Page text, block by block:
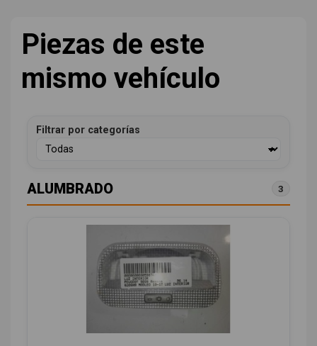
Piezas de este
mismo vehículo
Filtrar por categorías
ALUMBRADO 3